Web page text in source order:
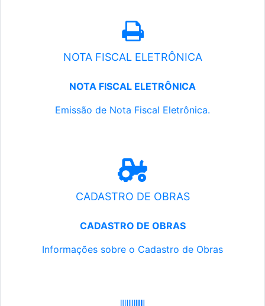
NOTA FISCAL ELETRÔNICA
NOTA FISCAL ELETRÔNICA
Emissão de Nota Fiscal Eletrônica.
CADASTRO DE OBRAS
CADASTRO DE OBRAS
Informações sobre o Cadastro de Obras